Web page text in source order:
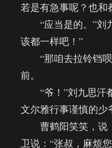
若是有急事呢？也和
“应当是的。”刘
该都一样吧！”
“那咱去拉铃铛呗
前。
“爷！”刘九思汗
文尔雅行事谨慎的少
曹鹤阳笑笑，说
卫说：“张叔，麻烦